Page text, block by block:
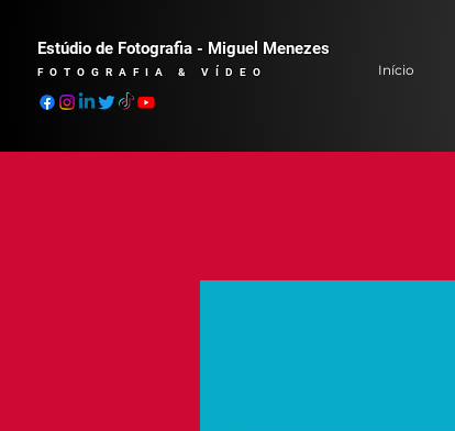
Estúdio de Fotografia - Miguel Menezes
FOTOGRAFIA & VÍDEO Início